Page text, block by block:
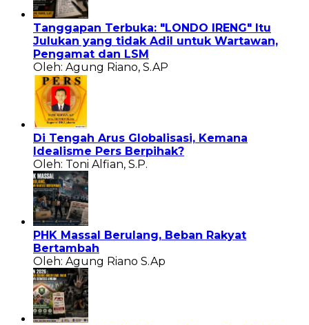
Tanggapan Terbuka: "LONDO IRENG" Itu
Julukan yang tidak Adil untuk Wartawan,
Pengamat dan LSM
Oleh: Agung Riano, S.AP
Di Tengah Arus Globalisasi, Kemana
Idealisme Pers Berpihak?
Oleh: Toni Alfian, S.P.
PHK Massal Berulang, Beban Rakyat
Bertambah
Oleh: Agung Riano S.Ap